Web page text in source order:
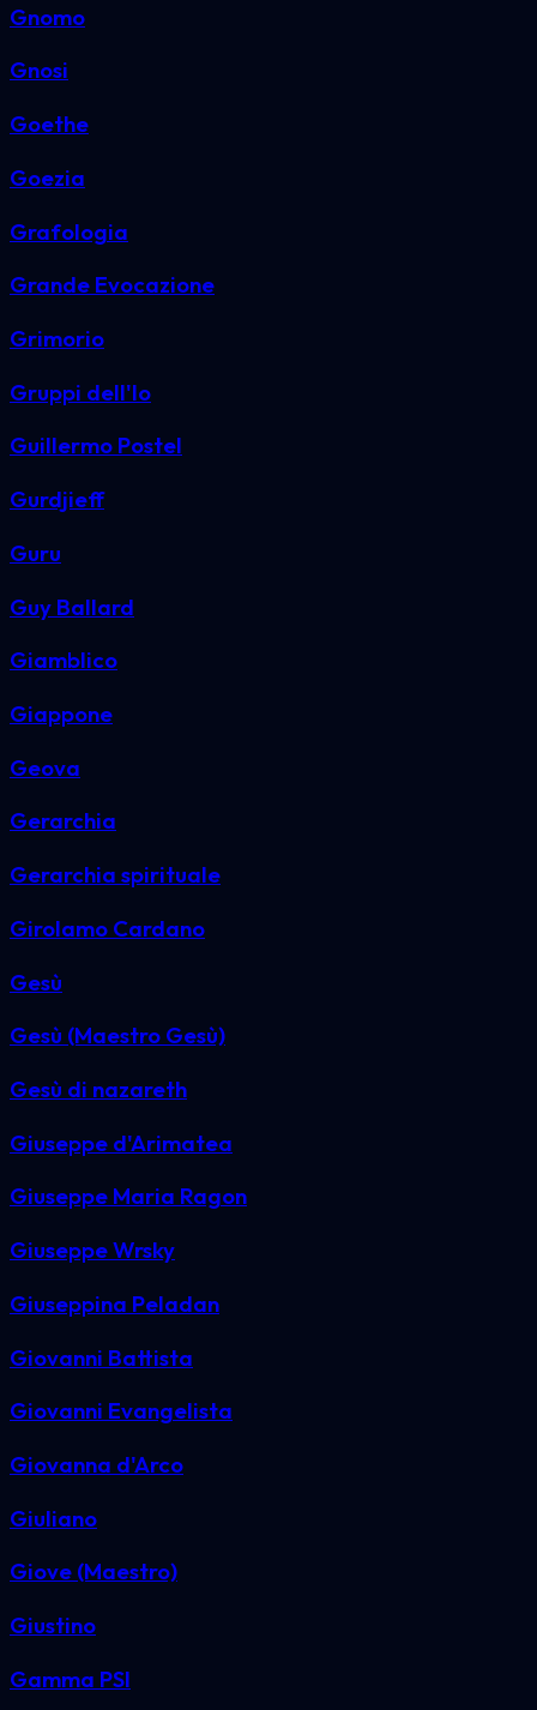
Gnomo
Gnosi
Goethe
Goezia
Grafologia
Grande Evocazione
Grimorio
Gruppi dell'Io
Guillermo Postel
Gurdjieff
Guru
Guy Ballard
Giamblico
Giappone
Geova
Gerarchia
Gerarchia spirituale
Girolamo Cardano
Gesù
Gesù (Maestro Gesù)
Gesù di nazareth
Giuseppe d'Arimatea
Giuseppe Maria Ragon
Giuseppe Wrsky
Giuseppina Peladan
Giovanni Battista
Giovanni Evangelista
Giovanna d'Arco
Giuliano
Giove (Maestro)
Giustino
Gamma PSI